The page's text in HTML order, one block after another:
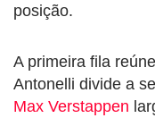
posição.
A primeira fila
Antonelli divide a
Max Verstappen